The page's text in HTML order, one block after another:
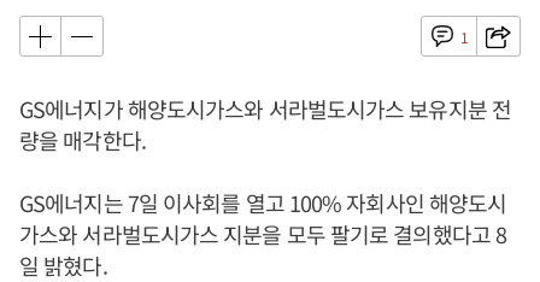
1
GS에너지가 해양도시가스와 서라벌도시가스 보유지분 전
량을 매각한다.
GS에너지는 7일 이사회를 열고 100% 자회사인 해양도시
가스와 서라벌도시가스 지분을 모두 팔기로 결의했다고 8
일 밝혔다.